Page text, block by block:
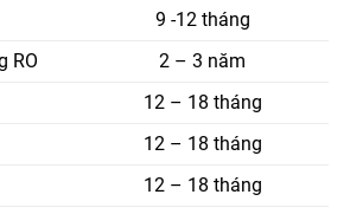
9 -12 tháng
RO
2 – 3 năm
12 – 18 tháng
12 – 18 tháng
12 – 18 tháng